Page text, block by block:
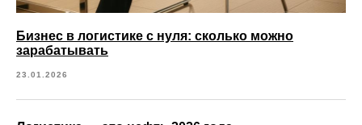
Бизнес в логистике с нуля: сколько можно
зарабатывать
23.01.2026